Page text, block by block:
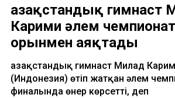
Қазақстандық гимнаст
Карими әлем
орынмен аяқтады
Қазақстандық гимнаст Милад
(Индонезия) өтіп жатқан әлем
финалында өнер көрсетті, деп